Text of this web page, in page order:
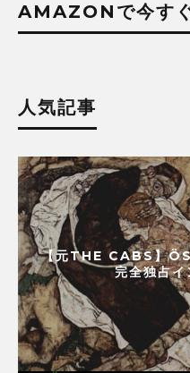
AMAZONで今すぐ
人気記事
【元THE CABS】
完全独占